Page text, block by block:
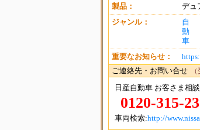
製品：
デュ
ジャンル：
自
動
車
重要なお知らせ：
ご連絡先・お問い合せ
日産自動車 お客さま相
0120-315-
車両検索:http://